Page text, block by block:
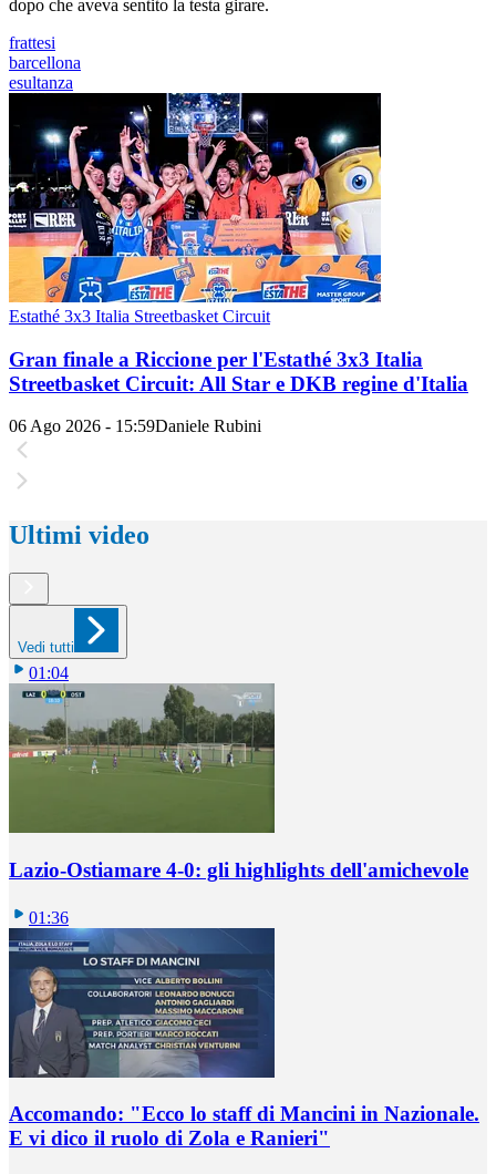
dopo che aveva sentito la testa girare.
frattesi
barcellona
esultanza
Estathé 3x3 Italia Streetbasket Circuit
Gran finale a Riccione per l'Estathé 3x3 Italia
Streetbasket Circuit: All Star e DKB regine d'Italia
06 Ago 2026 - 15:59Daniele Rubini
Ultimi video
Vedi tutti
01:04
Lazio-Ostiamare 4-0: gli highlights dell'amichevole
01:36
Accomando: "Ecco lo staff di Mancini in Nazionale.
E vi dico il ruolo di Zola e Ranieri"